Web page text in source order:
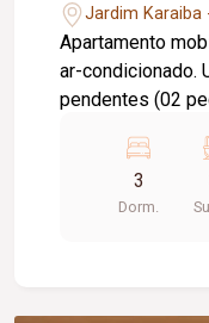
Jardim Karaiba
Apartamento
ar-condicionado.
pendentes (02
terceira dispõe de
lavabo com
além de sala em
3
Dorm.